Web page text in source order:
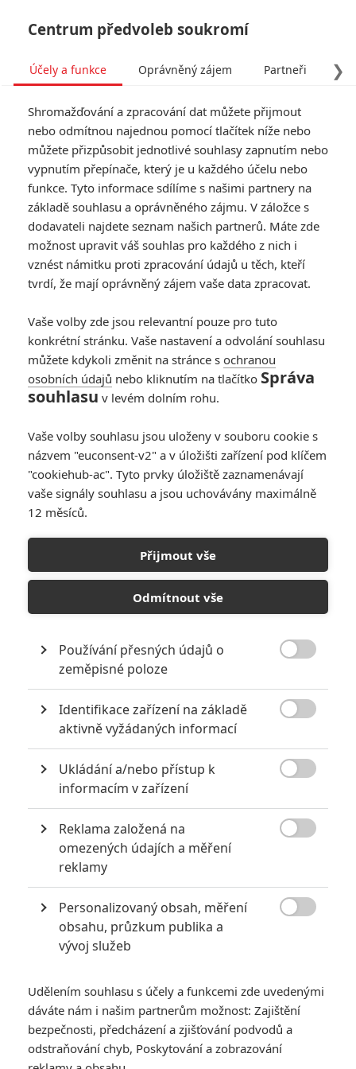
Muži, kteří nenávidí ženy:
Tak trochu jiný blockbuster
Napsal:Petr Slavík - (Anarvin), 02.10.2011 14:07
Zobrazit dalších 9 obrázků
Fincherova novinka bude jiná než švédský film, ale také
jiná, než všechny ostatní blockbustery. (Fotky z Empire).
Můžeme se jenom dohadovat, nakolik jeDavid Fincher
osobně zapojený do propagace Mužů, kteří nenávidí ženy.
Důležité je, že ta propagace filmu slouží jako jeho
prodloužená ruka. Nikdo nám necpe typicky hollywoodské
prefabrikáty, které by se za jiných okolností snažily prudérní
Američany přesvědčit o tom, že jde vlastně o docela
konvenční thriller s Jamesem Bondem v hlavní roli. Celá
kampaň naopak už od začátku otevřeně přiznává, že půjde o
nekompromisní snímek, plný těžkých témat, jako jsou
nacismus, znásilnění, nadřazený přístup mužů k ženám,
osobní zbabělost a především celospolečenský trend zavírat
před prohřešky oči.
Audiovizuální podoba kampaně se pak nebojí být agresivní,
provokativní a především mimořádně svébytná. Potvrdily to i
nejnovější fotografie, které ústřední herecká dvojice (Daniel
Craig a Rooney Mara) nafotila exkluzivně pro
Magazín
(najdete je dole v galerii, vedle nových fotek přímo z
filmu). V doprovodném článku pak magazín především
část, která se zaobírá obsazením Rooney Mara do role
Lisbeth Salander. Protože co si budeme povídat, i když jsme
v redakci skálopevně přesvědčeni o tom, že precizní Fincher
Centrum předvoleb soukromí
❯
Účely a funkce Oprávněný zájem Partneři
Shromažďování a zpracování dat můžete přijmout
nebo odmítnou najednou pomocí tlačítek níže nebo
můžete přizpůsobit jednotlivé souhlasy zapnutím nebo
vypnutím přepínače, který je u každého účelu nebo
funkce. Tyto informace sdílíme s našimi partnery na
základě souhlasu a oprávněného zájmu. V záložce s
dodavateli najdete seznam našich partnerů. Máte zde
možnost upravit váš souhlas pro každého z nich i
vznést námitku proti zpracování údajů u těch, kteří
tvrdí, že mají oprávněný zájem vaše data zpracovat.
Vaše volby zde jsou relevantní pouze pro tuto
konkrétní stránku. Vaše nastavení a odvolání souhlasu
můžete kdykoli změnit na stránce s ochranou
osobních údajů nebo kliknutím na tlačítko Správa
souhlasu v levém dolním rohu.
Vaše volby souhlasu jsou uloženy v souboru cookie s
názvem "euconsent-v2" a v úložišti zařízení pod klíčem
"cookiehub-ac". Tyto prvky úložiště zaznamenávají
vaše signály souhlasu a jsou uchovávány maximálně
12 měsíců.
Přijmout vše
Odmítnout vše
Používání přesných údajů o
zeměpisné poloze
Identifikace zařízení na základě
aktivně vyžádaných informací
Ukládání a/nebo přístup k
informacím v zařízení
Reklama založená na
omezených údajích a měření
reklamy
Personalizovaný obsah, měření
obsahu, průzkum publika a
vývoj služeb
Udělením souhlasu s účely a funkcemi zde uvedenými
dáváte nám i našim partnerům možnost: Zajištění
bezpečnosti, předcházení a zjišťování podvodů a
odstraňování chyb, Poskytování a zobrazování